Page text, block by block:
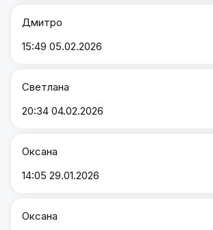
Дмитро
15:49 05.02.2026
Светлана
20:34 04.02.2026
Оксана
14:05 29.01.2026
Оксана